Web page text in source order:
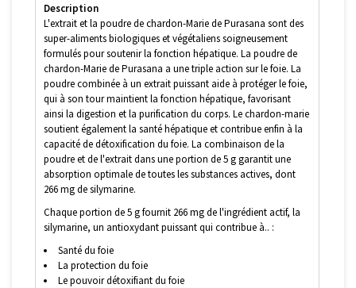
Description
L'extrait et la poudre de chardon-Marie de Purasana sont des
super-aliments biologiques et végétaliens soigneusement
formulés pour soutenir la fonction hépatique. La poudre de
chardon-Marie de Purasana a une triple action sur le foie. La
poudre combinée à un extrait puissant aide à protéger le foie,
qui à son tour maintient la fonction hépatique, favorisant
ainsi la digestion et la purification du corps. Le chardon-marie
soutient également la santé hépatique et contribue enfin à la
capacité de détoxification du foie. La combinaison de la
poudre et de l'extrait dans une portion de 5 g garantit une
absorption optimale de toutes les substances actives, dont
266 mg de silymarine.
Chaque portion de 5 g fournit 266 mg de l'ingrédient actif, la
silymarine, un antioxydant puissant qui contribue à.. :
Santé du foie
La protection du foie
Le pouvoir détoxifiant du foie